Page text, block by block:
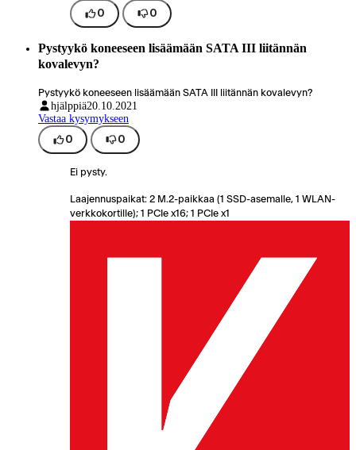
0 0
Pystyykö koneeseen lisäämään SATA III liitännän
kovalevyn?
Pystyykö koneeseen lisäämään SATA III liitännän kovalevyn?
hjälppiä20.10.2021
Vastaa kysymykseen
0 0
Ei pysty.
Laajennuspaikat: 2 M.2-paikkaa (1 SSD-asemalle, 1 WLAN-
verkkokortille); 1 PCIe x16; 1 PCIe x1